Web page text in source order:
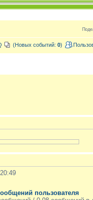
(Новых событий: 0)
пользователя